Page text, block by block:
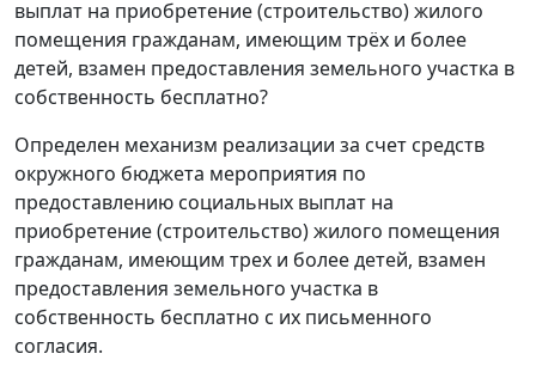
выплат на приобретение (строительство) жилого
помещения гражданам, имеющим трёх и более
детей, взамен предоставления земельного участка в
собственность бесплатно?
Определен механизм реализации за счет средств
окружного бюджета мероприятия по
предоставлению социальных выплат на
приобретение (строительство) жилого помещения
гражданам, имеющим трех и более детей, взамен
предоставления земельного участка в
собственность бесплатно с их письменного
согласия.